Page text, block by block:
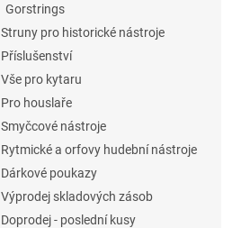
Gorstrings
Struny pro historické nástroje
Příslušenství
Vše pro kytaru
Pro houslaře
Smyčcové nástroje
Rytmické a orfovy hudební nástroje
Dárkové poukazy
Výprodej skladových zásob
Doprodej - poslední kusy